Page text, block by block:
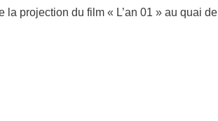
projection du film « L’an 01 » au quai de